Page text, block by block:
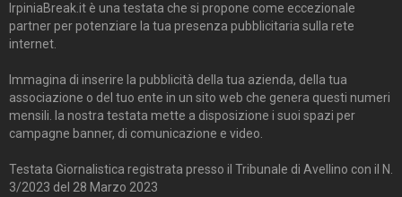
IrpiniaBreak.it è una testata che si propone come eccezionale
partner per potenziare la tua presenza pubblicitaria sulla rete
internet.
Immagina di inserire la pubblicità della tua azienda, della tua
associazione o del tuo ente in un sito web che genera questi numeri
mensili. la nostra testata mette a disposizione i suoi spazi per
campagne banner, di comunicazione e video.
Testata Giornalistica registrata presso il Tribunale di Avellino con il N.
3/2023 del 28 Marzo 2023